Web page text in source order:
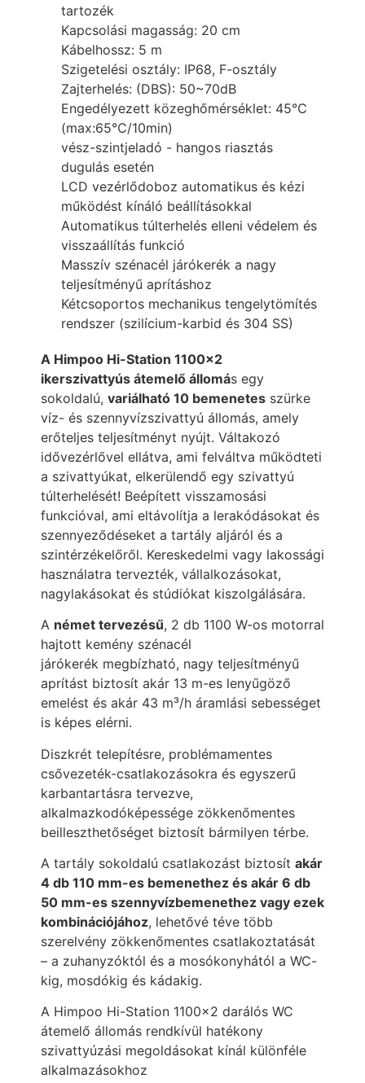
tartozék
Kapcsolási magasság: 20 cm
Kábelhossz: 5 m
Szigetelési osztály: IP68, F-osztály
Zajterhelés: (DBS): 50~70dB
Engedélyezett közeghőmérséklet: 45℃
(max:65℃/10min)
vész-szintjeladó - hangos riasztás
dugulás esetén
LCD vezérlődoboz automatikus és kézi
működést kínáló beállításokkal
Automatikus túlterhelés elleni védelem és
visszaállítás funkció
Masszív szénacél járókerék a nagy
teljesítményű aprításhoz
Kétcsoportos mechanikus tengelytömítés
rendszer (szilícium-karbid és 304 SS)
A Himpoo Hi-Station 1100×2
ikerszivattyús átemelő állomás egy
sokoldalú, variálható 10 bemenetes szürke
víz- és szennyvízszivattyú állomás, amely
erőteljes teljesítményt nyújt. Váltakozó
idővezérlővel ellátva, ami felváltva működteti
a szivattyúkat, elkerülendő egy szivattyú
túlterhelését! Beépített visszamosási
funkcióval, ami eltávolítja a lerakódásokat és
szennyeződéseket a tartály aljáról és a
szintérzékelőről. Kereskedelmi vagy lakossági
használatra tervezték, vállalkozásokat,
nagylakásokat és stúdiókat kiszolgálására.
A német tervezésű, 2 db 1100 W-os motorral
hajtott kemény szénacél
járókerék megbízható, nagy teljesítményű
aprítást biztosít akár 13 m-es lenyűgöző
emelést és akár 43 m³/h áramlási sebességet
is képes elérni.
Diszkrét telepítésre, problémamentes
csővezeték-csatlakozásokra és egyszerű
karbantartásra tervezve,
alkalmazkodóképessége zökkenőmentes
beilleszthetőséget biztosít bármilyen térbe.
A tartály sokoldalú csatlakozást biztosít akár
4 db 110 mm-es bemenethez és akár 6 db
50 mm-es szennyvízbemenethez vagy ezek
kombinációjához, lehetővé téve több
szerelvény zökkenőmentes csatlakoztatását
– a zuhanyzóktól és a mosókonyhától a WC-
kig, mosdókig és kádakig.
A Himpoo Hi-Station 1100×2 darálós WC
átemelő állomás rendkívül hatékony
szivattyúzási megoldásokat kínál különféle
alkalmazásokhoz